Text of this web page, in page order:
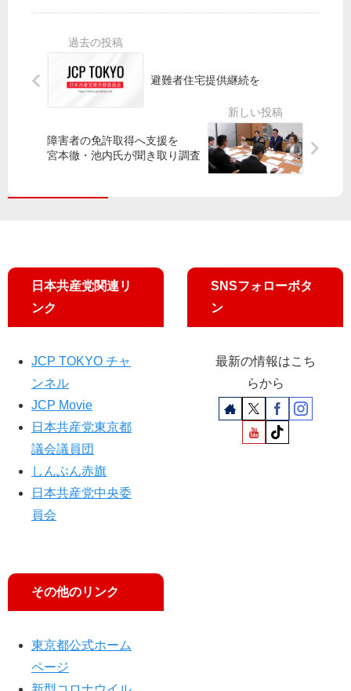
ぶ
は
人
的
支
私
た
的
避難者住宅提供継続を
障害者の免許取得へ支援を
宮本徹・池内氏が聞き取り調査
日本共産党関連リ
ンク
JCP TOKYO チャ
ンネル
JCP Movie
日本共産党東京都
議会議員団
しんぶん赤旗
日本共産党中央委
員会
その他のリンク
東京都公式ホーム
ページ
SNSフォローボタ
ン
最新の情報はこち
らから